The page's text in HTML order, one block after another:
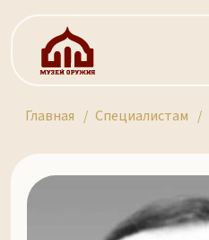
Главная Специалистам